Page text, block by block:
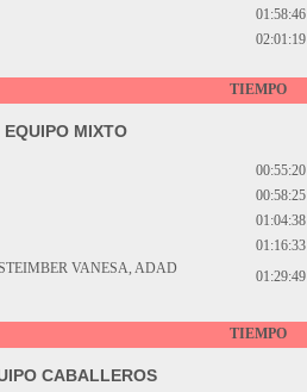
01:58:46
02:01:19
TIEMPO
MIXTO
00:55:20
00:58:25
01:04:38
01:16:33
VANESA, ADAD
01:29:49
TIEMPO
CABALLEROS